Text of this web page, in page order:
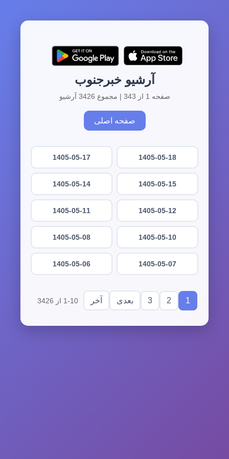
آرشیو خبرجنوب
صفحه 1 از 343 | مجموع 3426 آرشیو
صفحه اصلی
1405-05-18
1405-05-17
1405-05-15
1405-05-14
1405-05-12
1405-05-11
1405-05-10
1405-05-08
1405-05-07
1405-05-06
1
2
3 بعدی آخر 1-10 از 3426